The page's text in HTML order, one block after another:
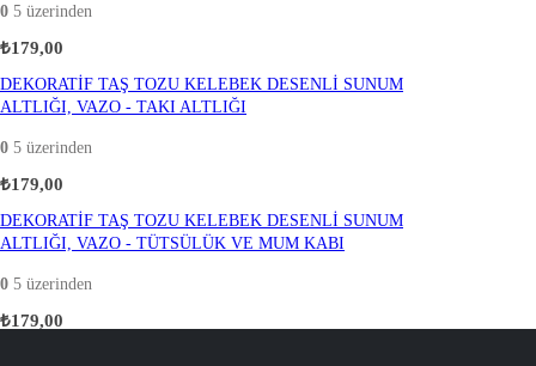
0 5 üzerinden
₺179,00
DEKORATİF TAŞ TOZU KELEBEK DESENLİ SUNUM
ALTLIĞI, VAZO - TAKI ALTLIĞI
0 5 üzerinden
₺179,00
DEKORATİF TAŞ TOZU KELEBEK DESENLİ SUNUM
ALTLIĞI, VAZO - TÜTSÜLÜK VE MUM KABI
0 5 üzerinden
₺179,00